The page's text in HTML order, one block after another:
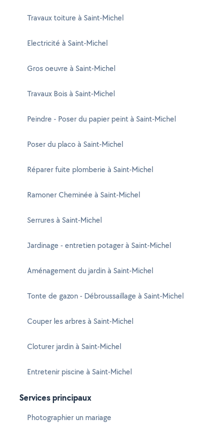
Travaux toiture à Saint-Michel
Electricité à Saint-Michel
Gros oeuvre à Saint-Michel
Travaux Bois à Saint-Michel
Peindre - Poser du papier peint à Saint-Michel
Poser du placo à Saint-Michel
Réparer fuite plomberie à Saint-Michel
Ramoner Cheminée à Saint-Michel
Serrures à Saint-Michel
Jardinage - entretien potager à Saint-Michel
Aménagement du jardin à Saint-Michel
Tonte de gazon - Débroussaillage à Saint-Michel
Couper les arbres à Saint-Michel
Cloturer jardin à Saint-Michel
Entretenir piscine à Saint-Michel
Services principaux
Photographier un mariage